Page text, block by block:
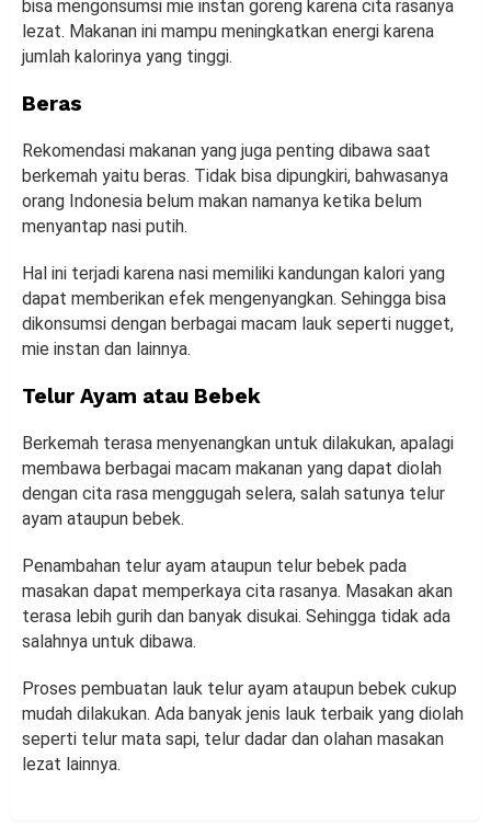
bisa mengonsumsi mie instan goreng karena cita rasanya
lezat. Makanan ini mampu meningkatkan energi karena
jumlah kalorinya yang tinggi.
Beras
Rekomendasi makanan yang juga penting dibawa saat
berkemah yaitu beras. Tidak bisa dipungkiri, bahwasanya
orang Indonesia belum makan namanya ketika belum
menyantap nasi putih.
Hal ini terjadi karena nasi memiliki kandungan kalori yang
dapat memberikan efek mengenyangkan. Sehingga bisa
dikonsumsi dengan berbagai macam lauk seperti nugget,
mie instan dan lainnya.
Telur Ayam atau Bebek
Berkemah terasa menyenangkan untuk dilakukan, apalagi
membawa berbagai macam makanan yang dapat diolah
dengan cita rasa menggugah selera, salah satunya telur
ayam ataupun bebek.
Penambahan telur ayam ataupun telur bebek pada
masakan dapat memperkaya cita rasanya. Masakan akan
terasa lebih gurih dan banyak disukai. Sehingga tidak ada
salahnya untuk dibawa.
Proses pembuatan lauk telur ayam ataupun bebek cukup
mudah dilakukan. Ada banyak jenis lauk terbaik yang diolah
seperti telur mata sapi, telur dadar dan olahan masakan
lezat lainnya.